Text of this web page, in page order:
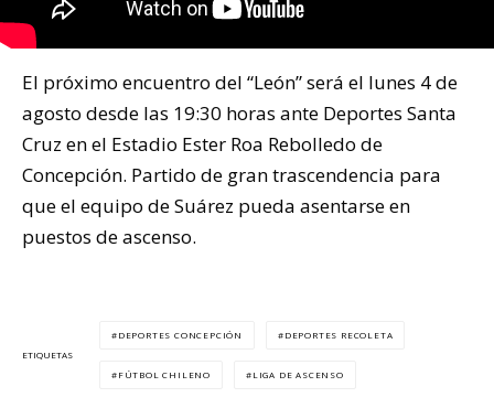
El próximo encuentro del “León” será el lunes 4 de
agosto desde las 19:30 horas ante Deportes Santa
Cruz en el Estadio Ester Roa Rebolledo de
Concepción. Partido de gran trascendencia para
que el equipo de Suárez pueda asentarse en
puestos de ascenso.
ETIQUETAS
DEPORTES CONCEPCIÓN DEPORTES RECOLETA
FÚTBOL CHILENO LIGA DE ASCENSO